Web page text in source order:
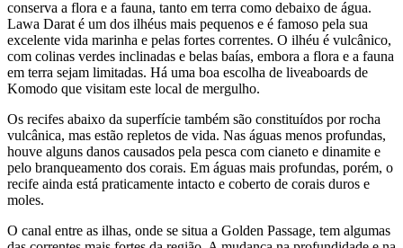
conserva a flora e a fauna, tanto em terra como debaixo de água.
Lawa Darat é um dos ilhéus mais pequenos e é famoso pela sua
excelente vida marinha e pelas fortes correntes. O ilhéu é vulcânico,
com colinas verdes inclinadas e belas baías, embora a flora e a fauna
em terra sejam limitadas. Há uma boa escolha de liveaboards de
Komodo que visitam este local de mergulho.
Os recifes abaixo da superfície também são constituídos por rocha
vulcânica, mas estão repletos de vida. Nas águas menos profundas,
houve alguns danos causados pela pesca com cianeto e dinamite e
pelo branqueamento dos corais. Em águas mais profundas, porém, o
recife ainda está praticamente intacto e coberto de corais duros e
moles.
O canal entre as ilhas, onde se situa a Golden Passage, tem algumas